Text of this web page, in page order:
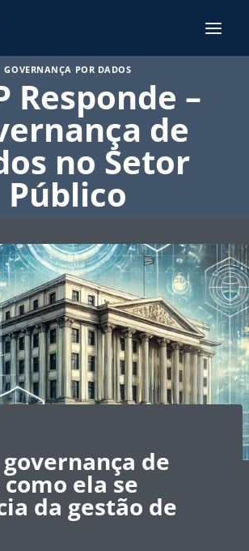
GOVERNANÇA POR DADOS
Responde –
de
no Setor
Público
de
ela se
da gestão de